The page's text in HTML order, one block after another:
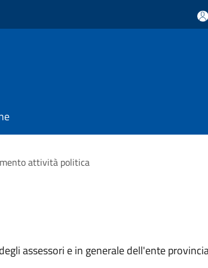
attività politica
assessori e in generale dell'ente